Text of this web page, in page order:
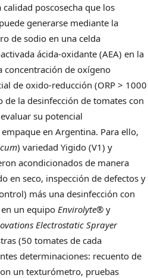
poscosecha que los
generarse mediante la
de sodio en una celda
ácida-oxidante (AEA) en la
concentración de oxígeno
de oxido-reducción (ORP > 1000
de la desinfección de tomates con
su potencial
en Argentina. Para ello,
) variedad Yigido (V1) y
acondicionados de manera
en seco, inspección de defectos y
más una desinfección con
un equipo Envirolyte® y
Electrostatic Sprayer
(50 tomates de cada
determinaciones: recuento de
un texturómetro, pruebas